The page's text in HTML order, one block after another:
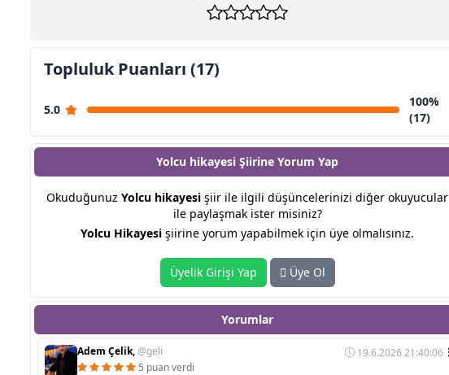
Topluluk Puanları (17)
5.0
100%
(17)
Yolcu hikayesi Şiirine Yorum Yap
Okuduğunuz Yolcu hikayesi şiir ile ilgili düşüncelerinizi diğer okuyucular
ile paylaşmak ister misiniz?
Yolcu Hikayesi şiirine yorum yapabilmek için üye olmalısınız.
Üyelik Girişi Yap Üye Ol
Yorumlar
Adem Çelik,@geli
19.6.2026 21:40:06
5 puan verdi